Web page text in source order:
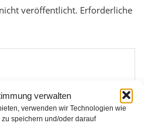
verwalten
verwenden wir Technologien wie
speichern und/oder darauf
veröffentlicht. Erforderliche